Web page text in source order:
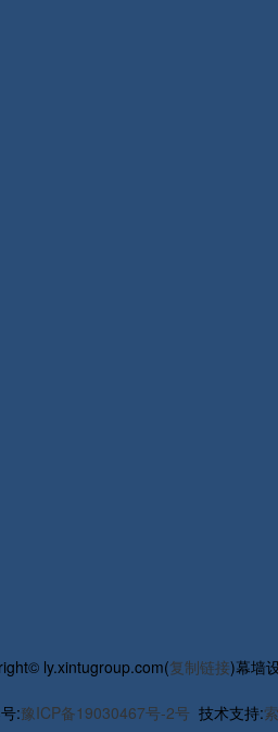
ly.xintugroup.com(复制链接)幕墙
:豫ICP备19030467号-2号 技术支持: